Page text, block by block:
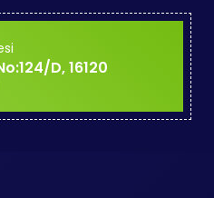
D, 16120